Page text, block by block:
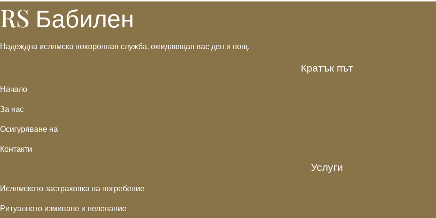
RS Бабилен
Надеждна ислямска похоронная служба, ожидающая вас ден и нощ.
Кратък път
Начало
За нас
Осигуряване на
Контакти
Услуги
Ислямското застраховка на погребение
Ритуалното измиване и пеленание